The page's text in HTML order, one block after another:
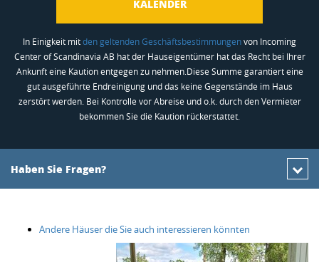
KALENDER
In Einigkeit mitden geltenden Geschäftsbestimmungenvon Incoming
Center of Scandinavia AB hat der Hauseigentümer hat das Recht bei Ihrer
Ankunft eine Kaution entgegen zu nehmen.Diese Summe garantiert eine
gut ausgeführte Endreinigung und das keine Gegenstände im Haus
zerstört werden. Bei Kontrolle vor Abreise und o.k. durch den Vermieter
bekommen Sie die Kaution rückerstattet.
Haben Sie Fragen?
Andere Häuser die Sie auch interessieren könnten